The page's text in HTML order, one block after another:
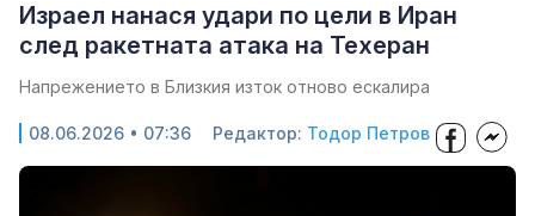
Израел нанася удари по цели в Иран
след ракетната атака на Техеран
Напрежението в Близкия изток отново ескалира
08.06.2026 • 07:36 Редактор: Тодор Петров